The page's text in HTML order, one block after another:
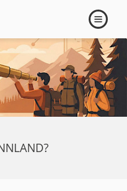
öffnen